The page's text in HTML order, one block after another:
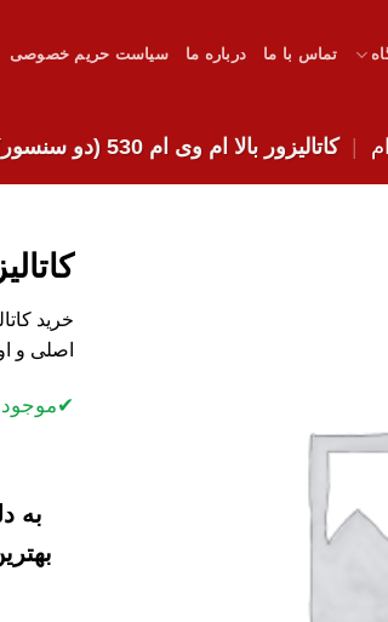
تماس با ما درباره ما سیاست حریم خصوصی
| کاتالیزور بالا ام وی ام 530 (دو سنسور)
اصلی و
✔موجود
به